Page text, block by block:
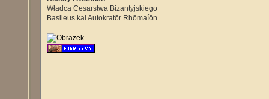
Władca Cesarstwa Bizantyjskiego
Basileus kai Autokratōr Rhōmaíōn